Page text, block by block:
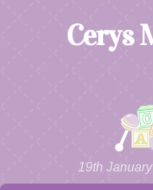
Cerys
19th